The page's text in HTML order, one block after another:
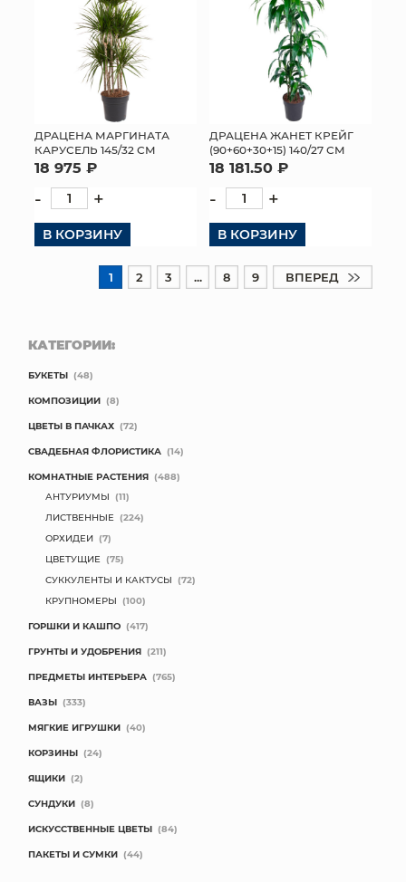
ДРАЦЕНА МАРГИНАТА
КАРУСЕЛЬ 145/32 СМ
18 975 ₽
- +
В КОРЗИНУ
ДРАЦЕНА ЖАНЕТ КРЕЙГ
(90+60+30+15) 140/27 СМ
18 181.50 ₽
- +
В КОРЗИНУ
1 2 3 ... 8 9 ВПЕРЕД
КАТЕГОРИИ:
БУКЕТЫ (48)
КОМПОЗИЦИИ (8)
ЦВЕТЫ В ПАЧКАХ (72)
СВАДЕБНАЯ ФЛОРИСТИКА (14)
КОМНАТНЫЕ РАСТЕНИЯ (488)
АНТУРИУМЫ (11)
ЛИСТВЕННЫЕ (224)
ОРХИДЕИ (7)
ЦВЕТУЩИЕ (75)
СУККУЛЕНТЫ И КАКТУСЫ (72)
КРУПНОМЕРЫ (100)
ГОРШКИ И КАШПО (417)
ГРУНТЫ И УДОБРЕНИЯ (211)
ПРЕДМЕТЫ ИНТЕРЬЕРА (765)
ВАЗЫ (333)
МЯГКИЕ ИГРУШКИ (40)
КОРЗИНЫ (24)
ЯЩИКИ (2)
СУНДУКИ (8)
ИСКУССТВЕННЫЕ ЦВЕТЫ (84)
ПАКЕТЫ И СУМКИ (44)